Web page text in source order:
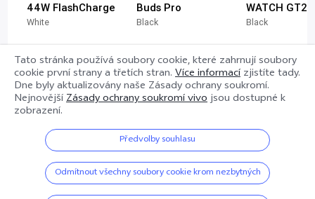
44W FlashCharge
White
439,00Kč
Buds Pro
Black
1 699,00Kč
WATCH GT2
Black
3 499,00Kč
Nic víc tu není~
Tato stránka používá soubory cookie, které zahrnují soubory
cookie první strany a třetích stran. Více informací zjistíte tady.
Dne byly aktualizovány naše Zásady ochrany soukromí.
NejnovějšíZásady ochrany soukromí vivojsou dostupné k
zobrazení.
Předvolby souhlasu
Odmítnout všechny soubory cookie krom nezbytných